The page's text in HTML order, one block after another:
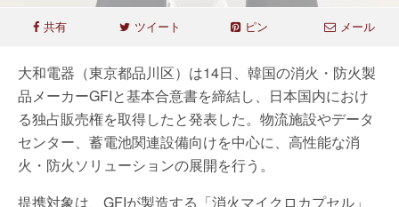
共有 ツイート ピン メール
大和電器（東京都品川区）は14日、韓国の消火・防火製
品メーカーGFIと基本合意書を締結し、日本国内におけ
る独占販売権を取得したと発表した。物流施設やデータ
センター、蓄電池関連設備向けを中心に、高性能な消
火・防火ソリューションの展開を行う。
提携対象は、GFIが製造する「消火マイクロカプセル」